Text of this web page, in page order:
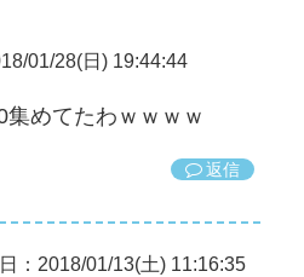
01/28(日) 19:44:44
めてたわｗｗｗｗ
返信
：2018/01/13(土) 11:16:35